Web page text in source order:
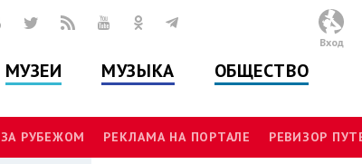
МУЗЕИ МУЗЫКА ОБЩЕСТВО
Вход
ЗА РУБЕЖОМ РЕКЛАМА НА ПОРТАЛЕ РЕВИЗОР